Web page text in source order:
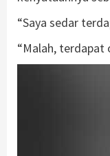
“Saya sedar
“Malah, terdapat